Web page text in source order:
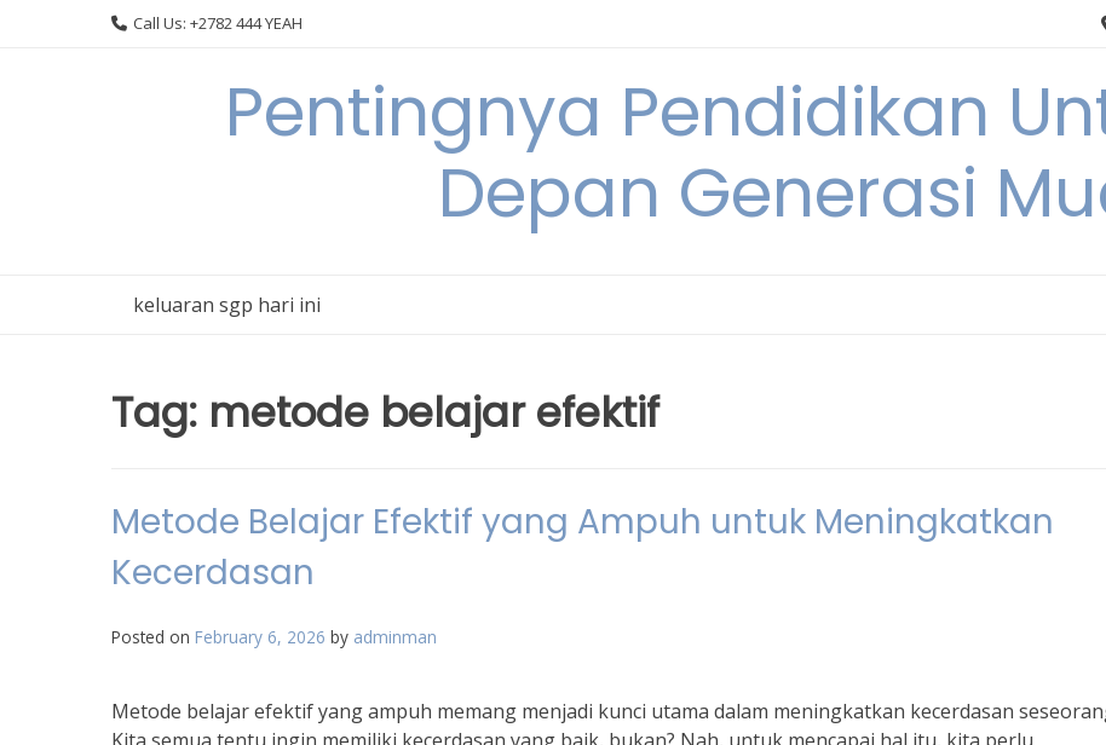
Call Us: +2782 444 YEAH
Pentingnya Pendidikan
Depan Generasi
keluaran sgp hari ini
Tag: metode belajar efektif
Metode Belajar Efektif yang Ampuh untuk Meningkatkan
Kecerdasan
Posted on February 6, 2026 by adminman
Metode belajar efektif yang ampuh memang menjadi kunci utama dalam meningkatkan kecerdasan